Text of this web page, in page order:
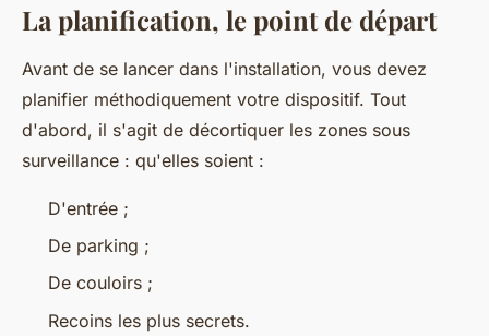
La planification, le point de départ
Avant de se lancer dans l'installation, vous devez
planifier méthodiquement votre dispositif. Tout
d'abord, il s'agit de décortiquer les zones sous
surveillance : qu'elles soient :
D'entrée ;
De parking ;
De couloirs ;
Recoins les plus secrets.